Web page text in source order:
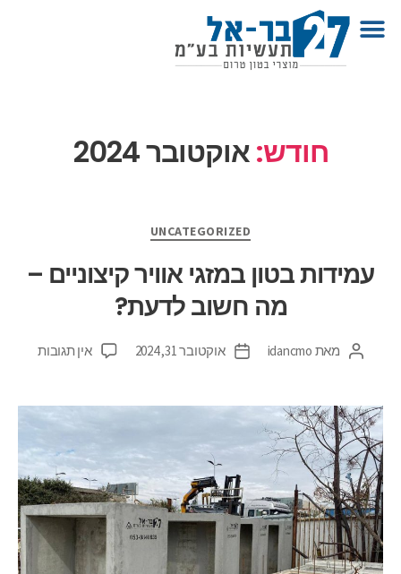
חודש:אוקטובר 2024
UNCATEGORIZED
עמידות בטון במזגי אוויר קיצוניים –
מה חשוב לדעת?
מאת idancmo אוקטובר 31, 2024 אין תגובות